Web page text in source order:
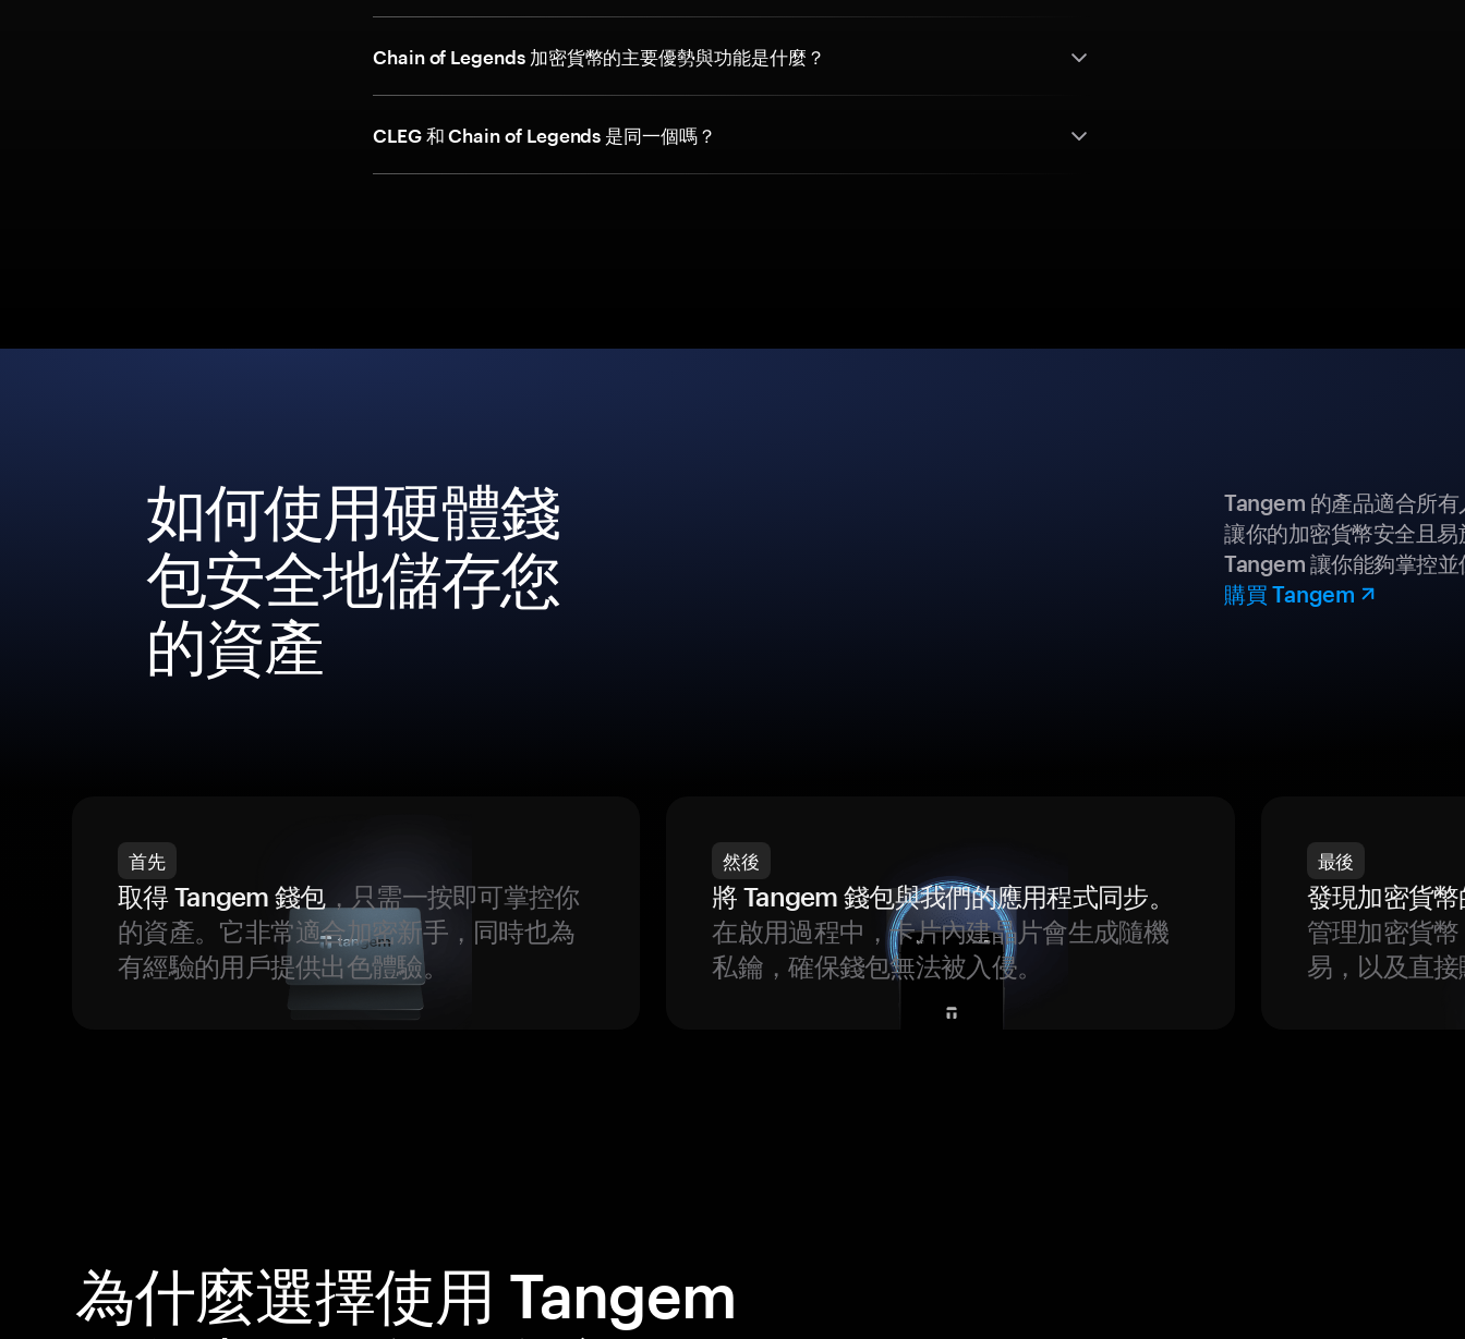
Chain of Legends 加密貨幣的主要優勢與功能是什麼？
CLEG 和 Chain of Legends 是同一個嗎？
如何使用硬體錢
包安全地儲存您
的資產
Tangem 的產品適合所
讓你的加密貨幣安全且
Tangem 讓你能夠掌控
購買 Tangem
首先
取得 Tangem 錢包，只需一按即可掌控你
的資產。它非常適合加密新手，同時也為
有經驗的用戶提供出色體驗。
然後
將 Tangem 錢包與我們的應用程式同步。
在啟用過程中，卡片內建晶片會生成隨機
私鑰，確保錢包無法被入侵。
最後
發現加密貨
管理加密貨
易，以及直
為什麼選擇使用 Tangem